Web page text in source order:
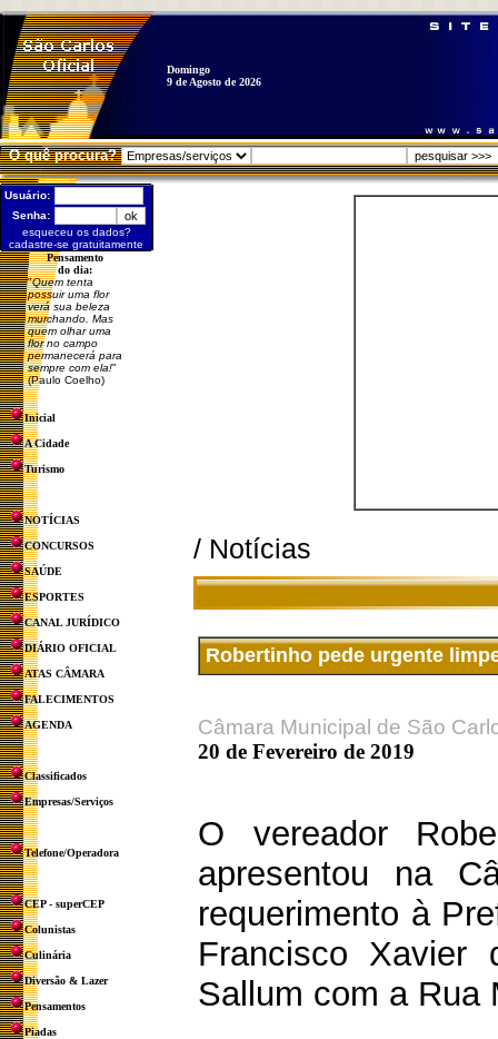
Domingo
9 de Agosto de 2026
O quê procura?
Usuário:
Senha:
esqueceu os dados?
cadastre-se gratuitamente
Pensamento
do dia:
"Quem tenta
possuir uma flor
verá sua beleza
murchando. Mas
quem olhar uma
flor no campo
permanecerá para
sempre com ela!"
(Paulo Coelho)
Inicial
A Cidade
Turismo
NOTÍCIAS
CONCURSOS
SAÚDE
ESPORTES
CANAL JURÍDICO
DIÁRIO OFICIAL
ATAS CÂMARA
FALECIMENTOS
AGENDA
Classificados
Empresas/Serviços
Telefone/Operadora
CEP - superCEP
Colunistas
Culinária
Diversão & Lazer
Pensamentos
Piadas
/ Notícias
Robertinho pede urgente
Câmara Municipal de São
20 de Fevereiro de 2019
O vereador
apresentou na
requerimento à
Francisco
Sallum com a Rua